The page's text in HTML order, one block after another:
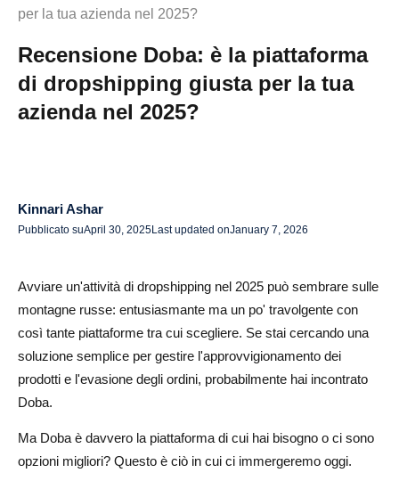
Come ottenere il massimo dal tuo account Doba
1. Guida dettagliata per configurare il tuo negozio
2. Costruire una solida strategia aziendale con Doba
Dovresti usare Doba per la tua attività di dropshipping?
Doba vs. AliDrop: quale scegliere?
I vantaggi di AliDrop rispetto a Doba
Conclusione
Domande frequenti sulla piattaforma Dropshipping Doba
Che cos'è Doba?
Quanto costa Doba?
Doba vale l'investimento?
per la tua azienda nel 2025?
Recensione Doba: è la piattaforma
di dropshipping giusta per la tua
azienda nel 2025?
Kinnari Ashar
Pubblicato suApril 30, 2025Last updated onJanuary 7, 2026
Avviare un'attività di dropshipping nel 2025 può sembrare sulle
montagne russe: entusiasmante ma un po' travolgente con
così tante piattaforme tra cui scegliere. Se stai cercando una
soluzione semplice per gestire l'approvvigionamento dei
prodotti e l'evasione degli ordini, probabilmente hai incontrato
Doba.
Ma Doba è davvero la piattaforma di cui hai bisogno o ci sono
opzioni migliori? Questo è ciò in cui ci immergeremo oggi.